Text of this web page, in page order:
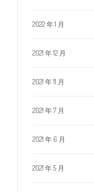
2022 年 1 月
2021 年 12 月
2021 年 11 月
2021 年 7 月
2021 年 6 月
2021 年 5 月